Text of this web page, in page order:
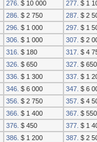
276. $ 10 000 277. $ 1
286. $ 2 750 287. $ 2
296. $ 1 000 297. $ 1
306. $ 1 000 307. $ 2
316. $ 180 317. $ 4
326. $ 650 327. $ 650
336. $ 1 300 337. $ 1
346. $ 6 000 347. $ 6
356. $ 2 750 357. $ 4
366. $ 1 400 367. $ 550
376. $ 450 377. $ 1
386. $ 1 200 387. $ 2